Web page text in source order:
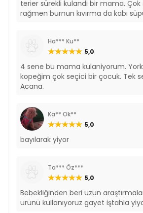
terier sürekli kulandi bir mama.
rağmen burnun kıvırma da kabı
Ha*** Ku**
5,0
4 sene bu mama kulaniyorum.
kopeğim çok seçici bir çocuk. Tek
Acana.
Ka** Ok**
5,0
bayılarak yiyor
Ta*** Öz***
5,0
Bebekliğinden beri uzun
ürünü kullanıyoruz gayet iştahla